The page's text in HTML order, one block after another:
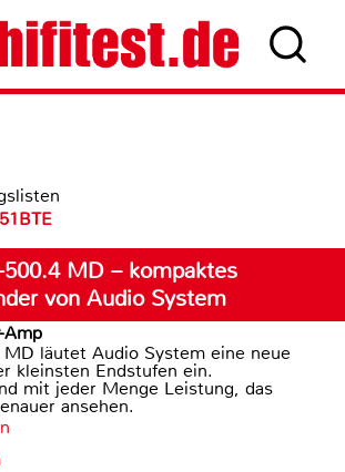
MD – kompaktes
von Audio System
Amp
läutet Audio System eine neue
kleinsten Endstufen ein.
mit jeder Menge Leistung, das
ansehen.